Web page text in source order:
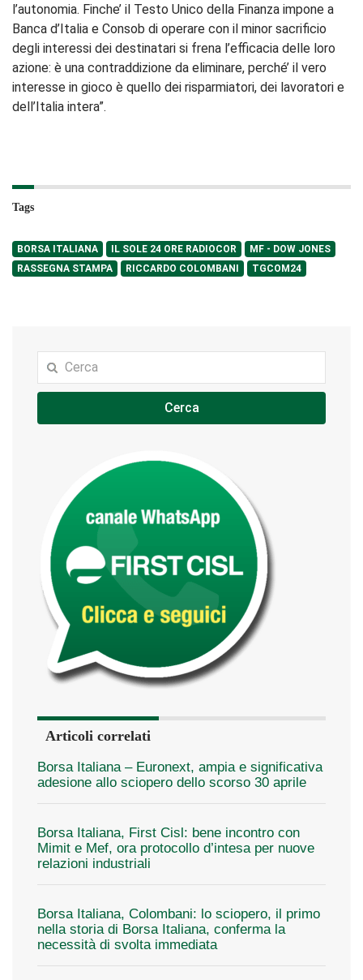
l’autonomia. Finche’ il Testo Unico della Finanza impone a
Banca d’Italia e Consob di operare con il minor sacrificio
degli interessi dei destinatari si frena l’efficacia delle loro
azione: è una contraddizione da eliminare, perché’ il vero
interesse in gioco è quello dei risparmiatori, dei lavoratori e
dell’Italia intera”.
Tags
BORSA ITALIANA IL SOLE 24 ORE RADIOCOR
MF - DOW JONES
RASSEGNA STAMPA
RICCARDO COLOMBANI TGCOM24
Cerca
Articoli correlati
Borsa Italiana – Euronext, ampia e significativa
adesione allo sciopero dello scorso 30 aprile
Borsa Italiana, First Cisl: bene incontro con
Mimit e Mef, ora protocollo d’intesa per nuove
relazioni industriali
Borsa Italiana, Colombani: lo sciopero, il primo
nella storia di Borsa Italiana, conferma la
necessità di svolta immediata